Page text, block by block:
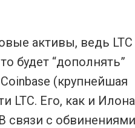
активы, ведь LTC
будет “дополнять”
(крупнейшая
LTC. Его, как и Илона
связи с обвинениями